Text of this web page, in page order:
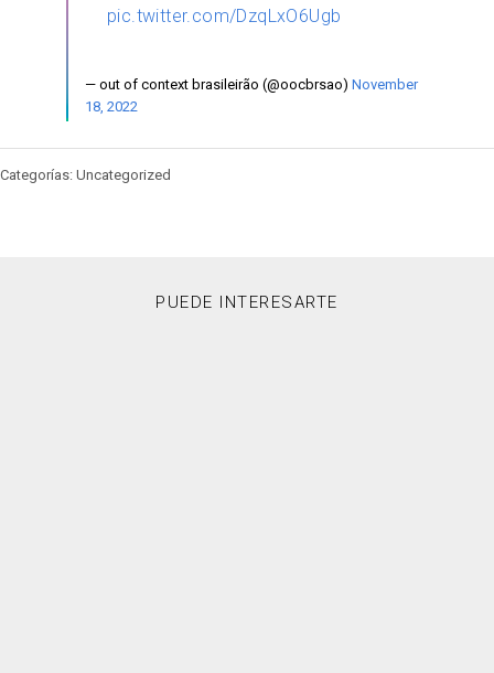
pic.twitter.com/DzqLxO6Ugb
— out of context brasileirão (@oocbrsao) November
18, 2022
Categorías: Uncategorized
PUEDE INTERESARTE